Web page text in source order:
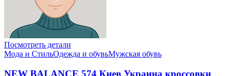
Посмотреть детали
Мода и СтильОдежда и обувьМужская обувь
NEW BALANCE 574 Киев Украина кроссовки